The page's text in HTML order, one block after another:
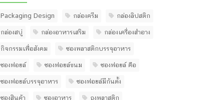
Packaging Design กล่องครีม กล่องลิปสติก
กล่องสบู่ กล่องอาหารเสริม กล่องเครื่องสำอาง
กิจกรรมเพื่อสังคม ซองพลาสติกบรรจุอาหาร
ซองฟอยล์ ซองฟอยล์ขนม ซองฟอยล์ คือ
ซองฟอยล์บรรจุอาหาร ซองฟอยล์มีก้นตั้ง
ซองสินค้า ซองอาหาร ถุงพลาสติก